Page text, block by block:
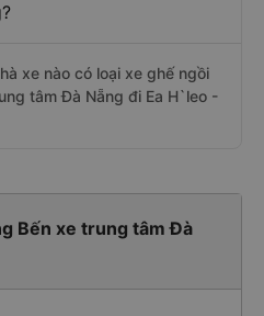
xe nào có loại xe ghế ngồi
tâm Đà Nẵng đi Ea H`leo -
Bến xe trung tâm Đà